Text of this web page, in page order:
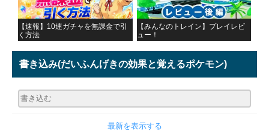
【速報】10連ガチャを無課金で引
く方法
【みんなのトレイン】プレイレビ
ュー！
書き込み(だいふんげきの効果と覚えるポケモン)
最新を表示する